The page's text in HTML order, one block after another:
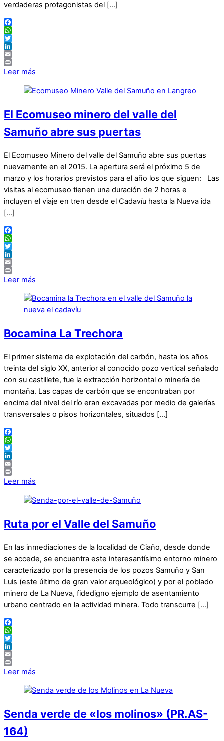
verdaderas protagonistas del […]
Facebook
WhatsApp
Twitter
LinkedIn
Email
Print
Leer más
El Ecomuseo minero del valle del
Samuño abre sus puertas
El Ecomuseo Minero del valle del Samuño abre sus puertas
nuevamente en el 2015. La apertura será el próximo 5 de
marzo y los horarios previstos para el año los que siguen: Las
visitas al ecomuseo tienen una duración de 2 horas e
incluyen el viaje en tren desde el Cadavíu hasta la Nueva ida
[…]
Facebook
WhatsApp
Twitter
LinkedIn
Email
Print
Leer más
Bocamina La Trechora
El primer sistema de explotación del carbón, hasta los años
treinta del siglo XX, anterior al conocido pozo vertical señalado
con su castillete, fue la extracción horizontal o minería de
montaña. Las capas de carbón que se encontraban por
encima del nivel del río eran excavadas por medio de galerías
transversales o pisos horizontales, situados […]
Facebook
WhatsApp
Twitter
LinkedIn
Email
Print
Leer más
Ruta por el Valle del Samuño
En las inmediaciones de la localidad de Ciaño, desde donde
se accede, se encuentra este interesantísimo entorno minero
caracterizado por la presencia de los pozos Samuño y San
Luis (este último de gran valor arqueológico) y por el poblado
minero de La Nueva, fidedigno ejemplo de asentamiento
urbano centrado en la actividad minera. Todo transcurre […]
Facebook
WhatsApp
Twitter
LinkedIn
Email
Print
Leer más
Senda verde de «los molinos» (PR.AS-
164)